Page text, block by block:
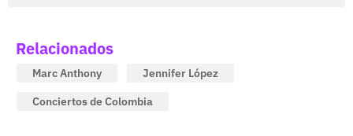
Relacionados
Marc Anthony
Jennifer López
Conciertos de Colombia